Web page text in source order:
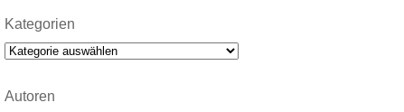
Kategorien
Kategorien
Autoren